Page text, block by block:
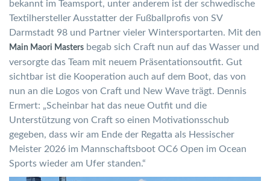
bekannt im Teamsport, unter anderem ist der schwedische
Textilhersteller Ausstatter der Fußballprofis von SV
Darmstadt 98 und Partner vieler Wintersportarten. Mit den
Main Maori Masters begab sich Craft nun auf das Wasser und
versorgte das Team mit neuem Präsentationsoutfit. Gut
sichtbar ist die Kooperation auch auf dem Boot, das von
nun an die Logos von Craft und New Wave trägt. Dennis
Ermert: „Scheinbar hat das neue Outfit und die
Unterstützung von Craft so einen Motivationsschub
gegeben, dass wir am Ende der Regatta als Hessischer
Meister 2026 im Mannschaftsboot OC6 Open im Ocean
Sports wieder am Ufer standen.“